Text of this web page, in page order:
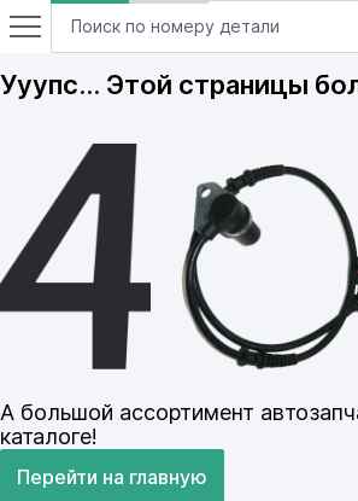
Ууупс… Этой страницы
А большой ассортимент
каталоге!
Перейти на главную